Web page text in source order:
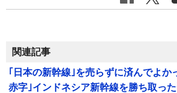
関連記事
｢日本の新幹線｣を売らずに済んでよ
赤字｣インドネシア新幹線を勝ち取っ